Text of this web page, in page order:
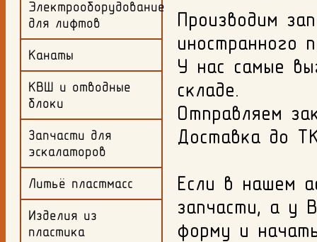
Электрооборудование
для лифтов
Канаты
КВШ и отводные
блоки
Запчасти для
эскалаторов
Литьё пластмасс
Изделия из
пластика
Производим
иностранного
У нас самые
складе.
Отправляем
Доставка до
Если в нашем
запчасти, а у
форму и